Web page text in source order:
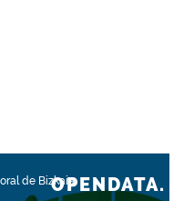
de BizkaiaOPENDATA.